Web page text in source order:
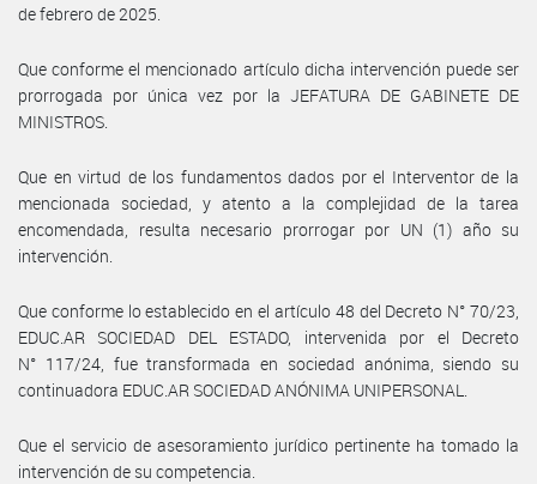
de febrero de 2025.
Que conforme el mencionado artículo dicha intervención puede ser
prorrogada por única vez por la JEFATURA DE GABINETE DE
MINISTROS.
Que en virtud de los fundamentos dados por el Interventor de la
mencionada sociedad, y atento a la complejidad de la tarea
encomendada, resulta necesario prorrogar por UN (1) año su
intervención.
Que conforme lo establecido en el artículo 48 del Decreto N° 70/23,
EDUC.AR SOCIEDAD DEL ESTADO, intervenida por el Decreto
N° 117/24, fue transformada en sociedad anónima, siendo su
continuadora EDUC.AR SOCIEDAD ANÓNIMA UNIPERSONAL.
Que el servicio de asesoramiento jurídico pertinente ha tomado la
intervención de su competencia.